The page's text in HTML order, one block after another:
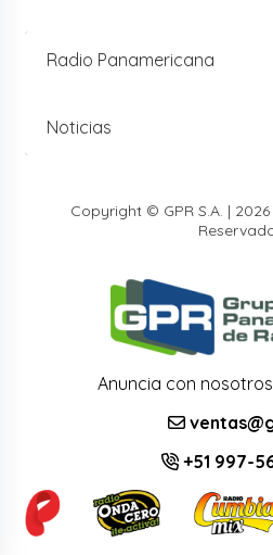
Radio Panamericana
Noticias
Copyright © GPR S.A. |
Anuncia con nosotros,
+51 997-